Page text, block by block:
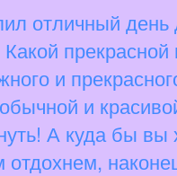
отличный день
и
и
А куда бы